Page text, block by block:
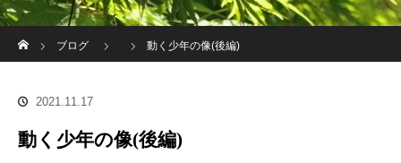
ブログ
動く少年の像(後編)
2021.11.17
動く少年の像(後編)